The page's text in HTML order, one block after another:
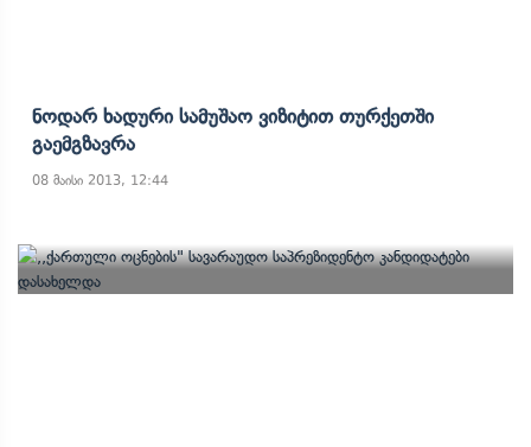
Ნოდარ Ხადური Სამუშაო Ვიზიტით Თურქეთში
Გაემგზავრა
08 მაისი 2013, 12:44